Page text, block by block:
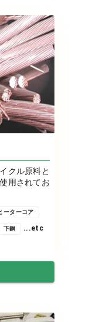
クル原料と
用されてお
ーターコア
下銅 ...etc